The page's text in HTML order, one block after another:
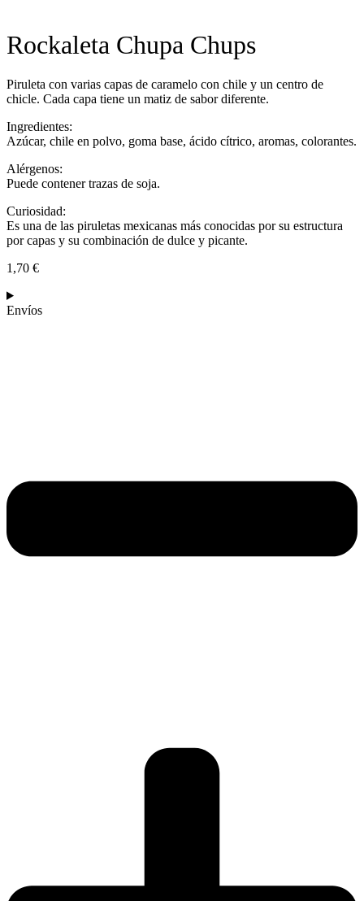
Rockaleta Chupa Chups
Piruleta con varias capas de caramelo con chile y un centro de
chicle. Cada capa tiene un matiz de sabor diferente.
Ingredientes:
Azúcar, chile en polvo, goma base, ácido cítrico, aromas, colorantes.
Alérgenos:
Puede contener trazas de soja.
Curiosidad:
Es una de las piruletas mexicanas más conocidas por su estructura
por capas y su combinación de dulce y picante.
1,70 €
Envíos